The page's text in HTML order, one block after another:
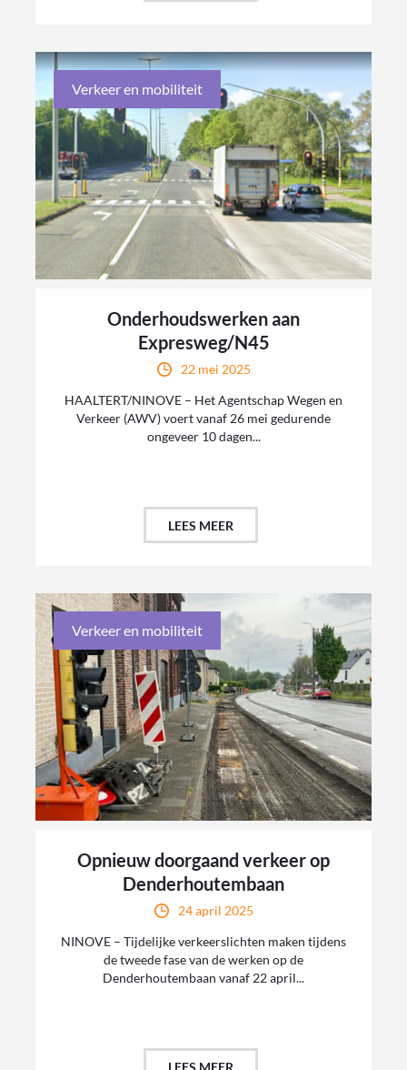
Verkeer en mobiliteit
Onderhoudswerken aan
Expresweg/N45
22 mei 2025
HAALTERT/NINOVE – Het Agentschap Wegen en
Verkeer (AWV) voert vanaf 26 mei gedurende
ongeveer 10 dagen...
LEES MEER
Verkeer en mobiliteit
Opnieuw doorgaand verkeer op
Denderhoutembaan
24 april 2025
NINOVE – Tijdelijke verkeerslichten maken tijdens
de tweede fase van de werken op de
Denderhoutembaan vanaf 22 april...
LEES MEER